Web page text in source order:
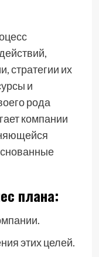
стратегии их
и
рода
компании
плана:
этих целей.